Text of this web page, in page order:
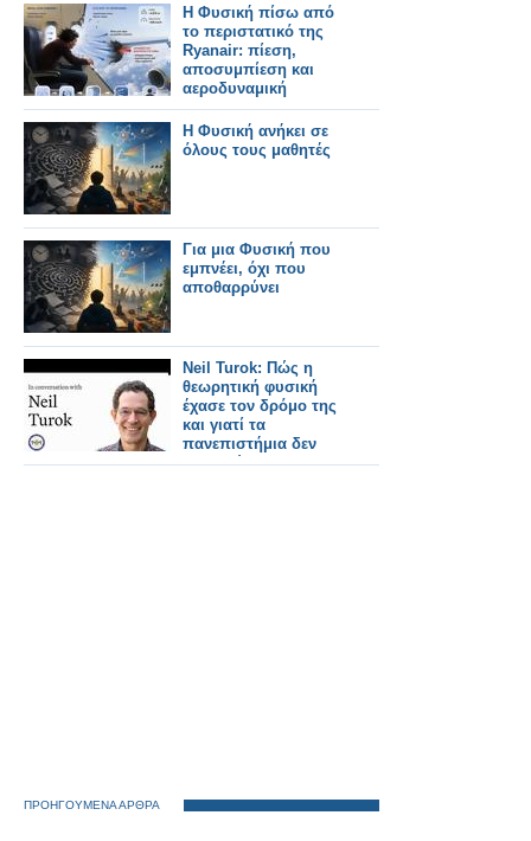
Η Φυσική πίσω από
το περιστατικό της
Ryanair: πίεση,
αποσυμπίεση και
αεροδυναμική
Η Φυσική ανήκει σε
όλους τους μαθητές
Για μια Φυσική που
εμπνέει, όχι που
αποθαρρύνει
Neil Turok: Πώς η
θεωρητική φυσική
έχασε τον δρόμο της
και γιατί τα
πανεπιστήμια δεν
ενθαρρύνουν την
ΠΡΟΗΓΟΥΜΕΝΑ ΑΡΘΡΑ